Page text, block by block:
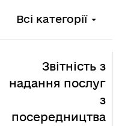
Всі категорії
Звітність з
надання послуг
з
посередництва